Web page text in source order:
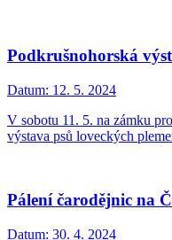
Podkrušnohorská
Datum: 12. 5. 2024
V sobotu 11. 5. na zámku
výstava psů loveckých
Pálení čarodějnic na
Datum: 30. 4. 2024